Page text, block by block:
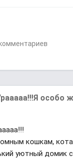
особо
кошкам,
уютный домик